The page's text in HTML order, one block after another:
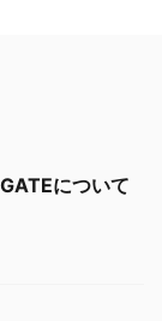
について